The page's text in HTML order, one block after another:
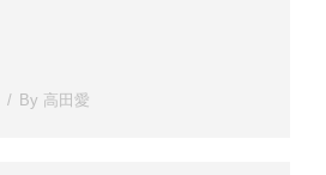
By 高田愛